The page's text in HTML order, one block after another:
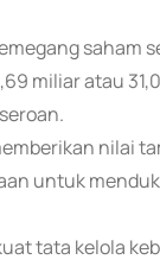
saham
miliar atau
nilai
untuk
tata kelola